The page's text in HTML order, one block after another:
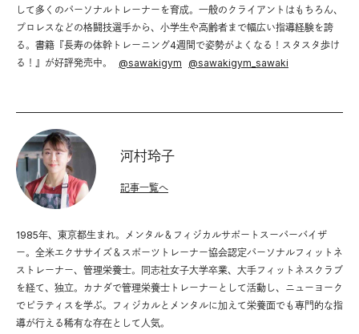
して多くのパーソナルトレーナーを育成。一般のクライアントはもちろん、
プロレスなどの格闘技選手から、小学生や高齢者まで幅広い指導経験を誇
る。書籍『長寿の体幹トレーニング4週間で姿勢がよくなる！スタスタ歩け
る！』が好評発売中。
@sawakigym @sawakigym_sawaki
河村玲子
1985年、東京都生まれ。メンタル＆フィジカルサポートスーパーバイザ
ー。全米エクササイズ＆スポーツトレーナー協会認定パーソナルフィットネ
ストレーナー、管理栄養士。同志社女子大学卒業、大手フィットネスクラブ
を経て、独立。カナダで管理栄養士トレーナーとして活動し、ニューヨーク
でピラティスを学ぶ。フィジカルとメンタルに加えて栄養面でも専門的な指
導が行える稀有な存在として人気。
記事一覧へ